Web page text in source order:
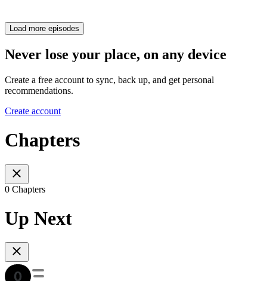
Load more episodes
Never lose your place, on any device
Create a free account to sync, back up, and get personal
recommendations.
Create account
Chapters
0 Chapters
Up Next